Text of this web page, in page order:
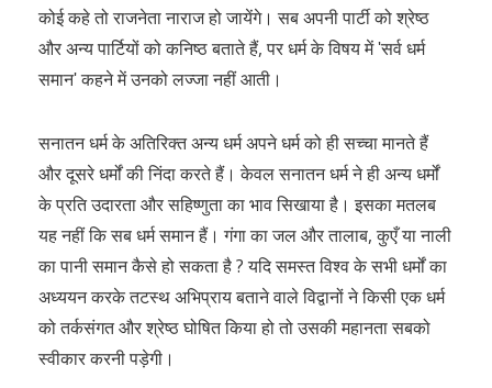
कोई कहे तो राजनेता नाराज हो जायेंगे। सब अपनी पार्टी को श्रेष्ठ
और अन्य पार्टियों को कनिष्ठ बताते हैं, पर धर्म के विषय में ʹसर्व धर्म
समानʹ कहने में उनको लज्जा नहीं आती।
सनातन धर्म के अतिरिक्त अन्य धर्म अपने धर्म को ही सच्चा मानते हैं
और दूसरे धर्मों की निंदा करते हैं। केवल सनातन धर्म ने ही अन्य धर्मों
के प्रति उदारता और सहिष्णुता का भाव सिखाया है। इसका मतलब
यह नहीं कि सब धर्म समान हैं। गंगा का जल और तालाब, कुएँ या नाली
का पानी समान कैसे हो सकता है ? यदि समस्त विश्व के सभी धर्मों का
अध्ययन करके तटस्थ अभिप्राय बताने वाले विद्वानों ने किसी एक धर्म
को तर्कसंगत और श्रेष्ठ घोषित किया हो तो उसकी महानता सबको
स्वीकार करनी पड़ेगी।